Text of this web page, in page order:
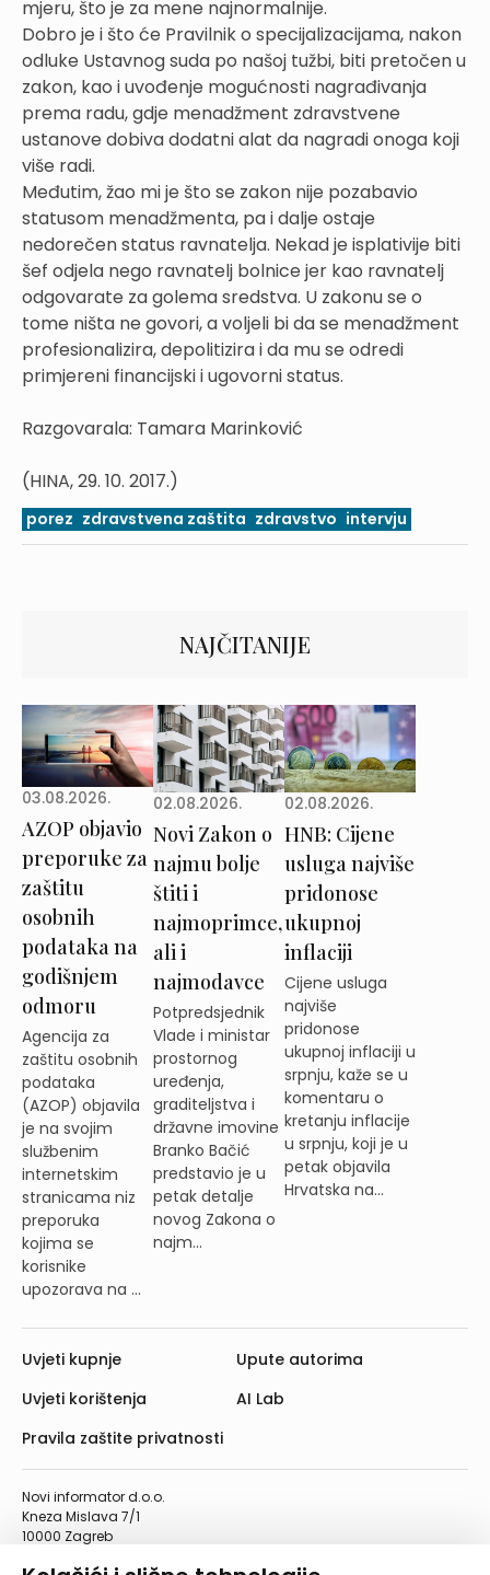
mjeru, što je za mene najnormalnije.
Dobro je i što će Pravilnik o specijalizacijama, nakon
odluke Ustavnog suda po našoj tužbi, biti pretočen u
zakon, kao i uvođenje mogućnosti nagrađivanja
prema radu, gdje menadžment zdravstvene
ustanove dobiva dodatni alat da nagradi onoga koji
više radi.
Međutim, žao mi je što se zakon nije pozabavio
statusom menadžmenta, pa i dalje ostaje
nedorečen status ravnatelja. Nekad je isplativije biti
šef odjela nego ravnatelj bolnice jer kao ravnatelj
odgovarate za golema sredstva. U zakonu se o
tome ništa ne govori, a voljeli bi da se menadžment
profesionalizira, depolitizira i da mu se odredi
primjereni financijski i ugovorni status.
Razgovarala: Tamara Marinković
(HINA, 29. 10. 2017.)
porez zdravstvena zaštita zdravstvo intervju
NAJČITANIJE
03.08.2026.
AZOP objavio
preporuke za
zaštitu
osobnih
podataka na
godišnjem
odmoru
Agencija za
zaštitu osobnih
podataka
(AZOP) objavila
je na svojim
službenim
internetskim
stranicama niz
preporuka
kojima se
korisnike
upozorava na ...
02.08.2026.
Novi Zakon o
najmu bolje
štiti i
najmoprimce,
ali i
najmodavce
Potpredsjednik
Vlade i ministar
prostornog
uređenja,
graditeljstva i
državne imovine
Branko Bačić
predstavio je u
petak detalje
novog Zakona o
najm...
02.08.2026.
HNB: Cijene
usluga najviše
pridonose
ukupnoj
inflaciji
Cijene usluga
najviše
pridonose
ukupnoj inflaciji u
srpnju, kaže se u
komentaru o
kretanju inflacije
u srpnju, koji je u
petak objavila
Hrvatska na...
Novi informator d.o.o.
Kneza Mislava 7/1
10000 Zagreb
Uvjeti kupnje
Uvjeti korištenja
Pravila zaštite privatnosti
Upute autorima
AI Lab